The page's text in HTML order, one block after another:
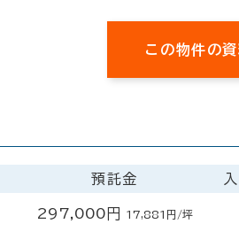
この物件の
預託金
297,000円 17,881円/坪